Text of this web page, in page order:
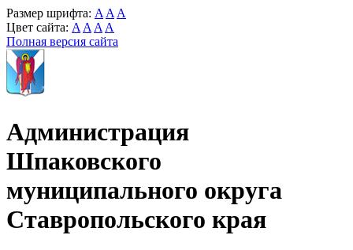
Размер шрифта: A A A
Цвет сайта: A A A A
Полная версия сайта
Администрация
Шпаковского
муниципального округа
Ставропольского края